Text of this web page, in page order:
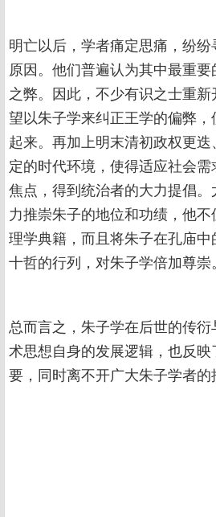
明亡以后，学者痛定思痛，纷
原因。他们普遍认为其中最重
之弊。因此，不少有识之士重
望以朱子学来纠正王学的偏弊
起来。再加上明末清初政权更
定的时代环境，使得适应社会
焦点，得到统治者的大力提倡
力推崇朱子的地位和功绩，他
理学典籍，而且将朱子在孔庙
十哲的行列，对朱子学倍加尊崇
总而言之，朱子学在后世的传
术思想自身的发展逻辑，也反
要，同时离不开广大朱子学者的